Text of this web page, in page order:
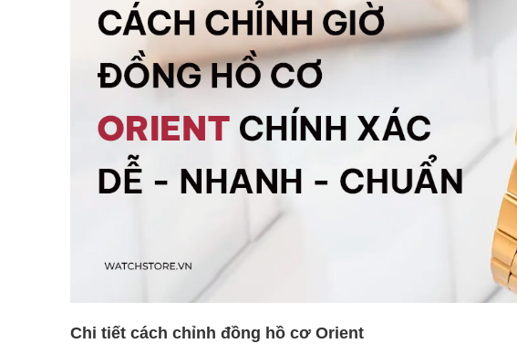
Chi tiết cách chỉnh đồng hồ cơ Orient